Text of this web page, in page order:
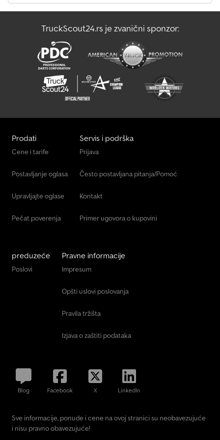
dužinama. BTT 131.80V u sklopljenom stanju Proširenje Ukupna
Na gradilištu je moguća proširenost do maksimalno 4000 mm.
Tako se korisna širina tovarnog prostora povećava sa 1690 mm na
3090 mm. (Dimenzije mogu da variraju u zavisnosti od tipa
prikolice.) Pogon doboša je podeljen i automatski se prilagođava
pri proširenju.
TruckScout24.rs je zvanični sponzor:
Prodati
Cene i tarife
Postavljanje oglasa
Upravljajte oglase
Pečat poverenja
Servis i podrška
Prijava
Često postavljana pitanja/Pomoć
Kontakt
Primer ugovora o kupovini
preduzeće
Poslovi
Pravne informacije
Impresum
Opšti uslovi poslovanja
Pravila tržišta
Izjava o zaštiti podataka
Blog Facebook X LinkedIn
Sve informacije, ponude i cene na ovoj stranici su neobavezujuće
i nisu pravno obavezujuće!